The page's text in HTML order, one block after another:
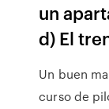
un
d) El
Un buen
curso de